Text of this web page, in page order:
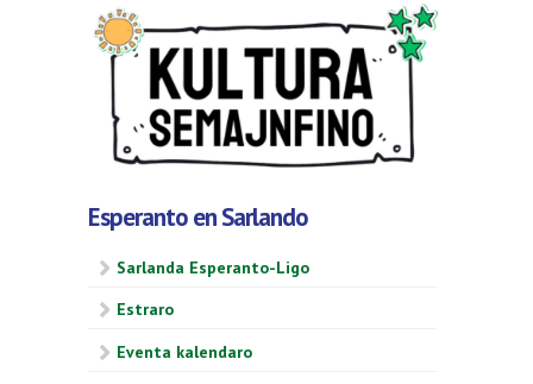
Esperanto en Sarlando
Sarlanda Esperanto-Ligo
Estraro
Eventa kalendaro